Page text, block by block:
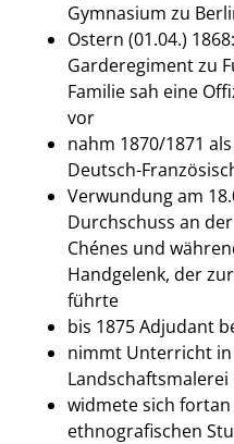
Gymnasium zu
Ostern (01.04.)
Garderegiment zu
Familie sah eine
vor
nahm 1870/1871
Deutsch-
Verwundung am
Durchschuss an
Chénes und
Handgelenk, der
führte
bis 1875 Adjudant
nimmt Unterricht in
Landschaftsmalerei
widmete sich
ethnografischen